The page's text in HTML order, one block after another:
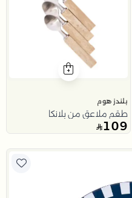
بلندز هوم
طقم ملاعق من بلانكا
109